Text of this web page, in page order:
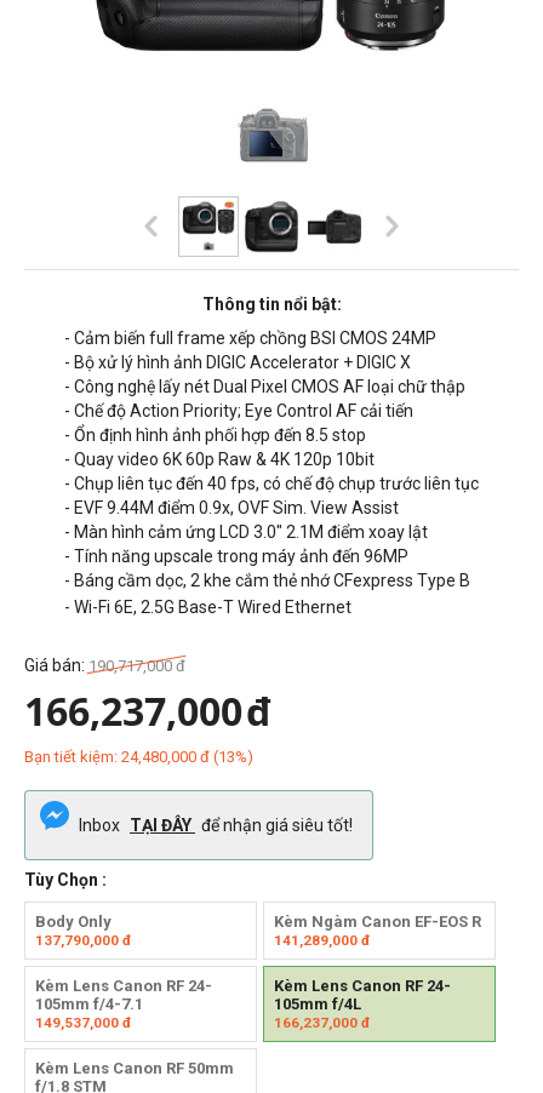
Thông tin nổi bật:
- Cảm biến full frame xếp chồng BSI CMOS 24MP
- Bộ xử lý hình ảnh DIGIC Accelerator + DIGIC X
- Công nghệ lấy nét Dual Pixel CMOS AF loại chữ thập
- Chế độ Action Priority; Eye Control AF cải tiến
- Ổn định hình ảnh phối hợp đến 8.5 stop
- Quay video 6K 60p Raw & 4K 120p 10bit
- Chụp liên tục đến 40 fps, có chế độ chụp trước liên tục
- EVF 9.44M điểm 0.9x, OVF Sim. View Assist
- Màn hình cảm ứng LCD 3.0" 2.1M điểm xoay lật
- Tính năng upscale trong máy ảnh đến 96MP
- Báng cầm dọc, 2 khe cắm thẻ nhớ CFexpress Type B
- Wi-Fi 6E, 2.5G Base-T Wired Ethernet
Giá bán: 190,717,000 đ
166,237,000đ
Bạn tiết kiệm: 24,480,000 đ (13%)
Inbox TẠI ĐÂY để nhận giá siêu tốt!
Tùy Chọn :
Body Only
137,790,000 đ
Kèm Ngàm Canon EF-EOS R
141,289,000đ
Kèm Lens Canon RF 24-
105mm f/4-7.1
149,537,000 đ
Kèm Lens Canon RF 24-
105mm f/4L
166,237,000đ
Kèm Lens Canon RF 50mm
f/1.8 STM